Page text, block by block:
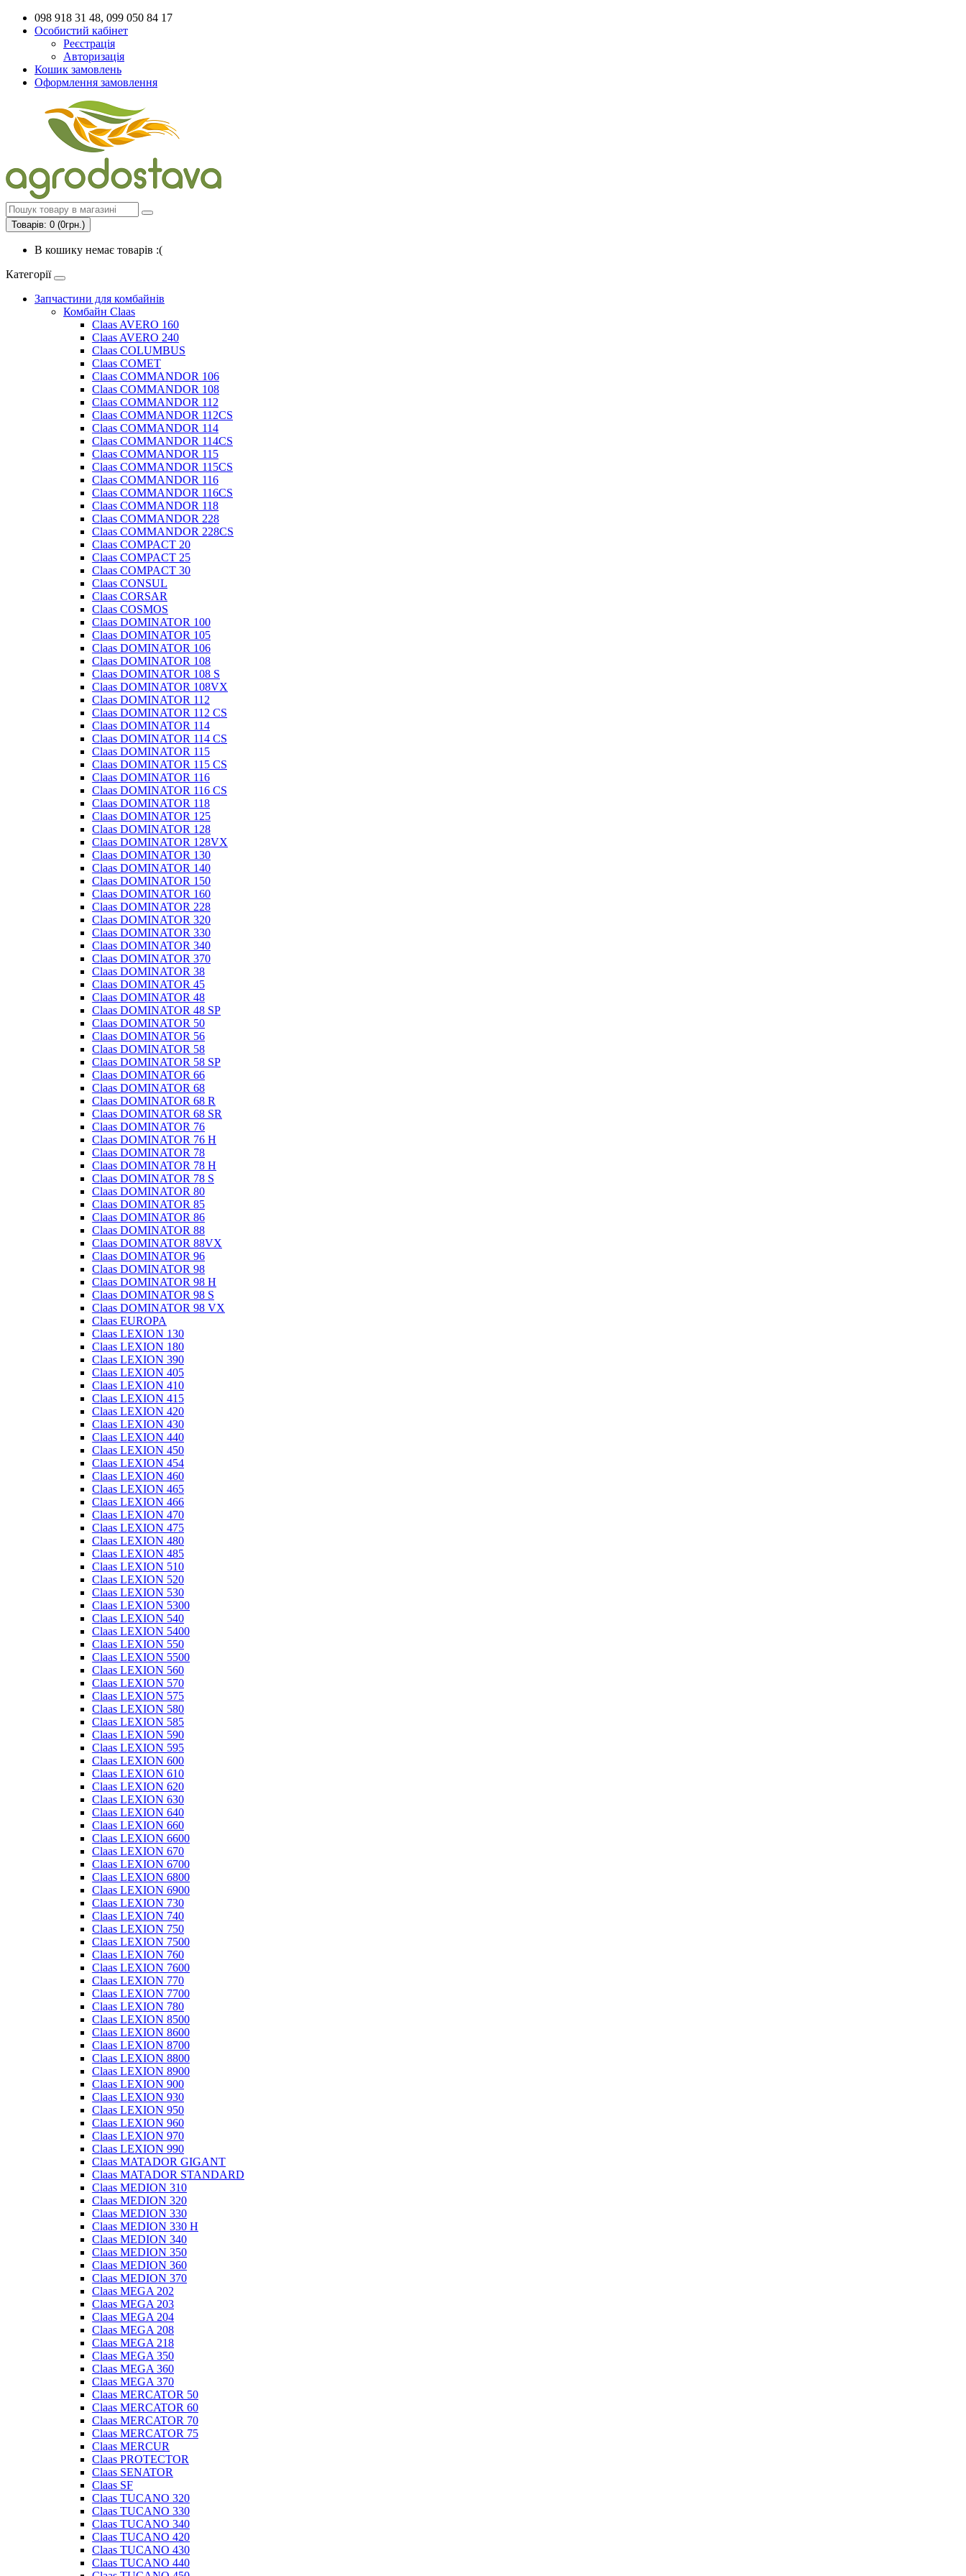
098 918 31 48, 099 050 84 17
Особистий кабінет
Реєстрація
Авторизація
Кошик замовлень
Оформлення замовлення
Товарів: 0 (0грн.)
В кошику немає товарів :(
Категорії
Запчастини для комбайнів
Комбайн Claas
Claas AVERO 160
Claas AVERO 240
Claas COLUMBUS
Claas COMET
Claas COMMANDOR 106
Claas COMMANDOR 108
Claas COMMANDOR 112
Claas COMMANDOR 112CS
Claas COMMANDOR 114
Claas COMMANDOR 114CS
Claas COMMANDOR 115
Claas COMMANDOR 115CS
Claas COMMANDOR 116
Claas COMMANDOR 116CS
Claas COMMANDOR 118
Claas COMMANDOR 228
Claas COMMANDOR 228CS
Claas COMPACT 20
Claas COMPACT 25
Claas COMPACT 30
Claas CONSUL
Claas CORSAR
Claas COSMOS
Claas DOMINATOR 100
Claas DOMINATOR 105
Claas DOMINATOR 106
Claas DOMINATOR 108
Claas DOMINATOR 108 S
Claas DOMINATOR 108VX
Claas DOMINATOR 112
Claas DOMINATOR 112 CS
Claas DOMINATOR 114
Claas DOMINATOR 114 CS
Claas DOMINATOR 115
Claas DOMINATOR 115 CS
Claas DOMINATOR 116
Claas DOMINATOR 116 CS
Claas DOMINATOR 118
Claas DOMINATOR 125
Claas DOMINATOR 128
Claas DOMINATOR 128VX
Claas DOMINATOR 130
Claas DOMINATOR 140
Claas DOMINATOR 150
Claas DOMINATOR 160
Claas DOMINATOR 228
Claas DOMINATOR 320
Claas DOMINATOR 330
Claas DOMINATOR 340
Claas DOMINATOR 370
Claas DOMINATOR 38
Claas DOMINATOR 45
Claas DOMINATOR 48
Claas DOMINATOR 48 SP
Claas DOMINATOR 50
Claas DOMINATOR 56
Claas DOMINATOR 58
Claas DOMINATOR 58 SP
Claas DOMINATOR 66
Claas DOMINATOR 68
Claas DOMINATOR 68 R
Claas DOMINATOR 68 SR
Claas DOMINATOR 76
Claas DOMINATOR 76 H
Claas DOMINATOR 78
Claas DOMINATOR 78 H
Claas DOMINATOR 78 S
Claas DOMINATOR 80
Claas DOMINATOR 85
Claas DOMINATOR 86
Claas DOMINATOR 88
Claas DOMINATOR 88VX
Claas DOMINATOR 96
Claas DOMINATOR 98
Claas DOMINATOR 98 H
Claas DOMINATOR 98 S
Claas DOMINATOR 98 VX
Claas EUROPA
Claas LEXION 130
Claas LEXION 180
Claas LEXION 390
Claas LEXION 405
Claas LEXION 410
Claas LEXION 415
Claas LEXION 420
Claas LEXION 430
Claas LEXION 440
Claas LEXION 450
Claas LEXION 454
Claas LEXION 460
Claas LEXION 465
Claas LEXION 466
Claas LEXION 470
Claas LEXION 475
Claas LEXION 480
Claas LEXION 485
Claas LEXION 510
Claas LEXION 520
Claas LEXION 530
Claas LEXION 5300
Claas LEXION 540
Claas LEXION 5400
Claas LEXION 550
Claas LEXION 5500
Claas LEXION 560
Claas LEXION 570
Claas LEXION 575
Claas LEXION 580
Claas LEXION 585
Claas LEXION 590
Claas LEXION 595
Claas LEXION 600
Claas LEXION 610
Claas LEXION 620
Claas LEXION 630
Claas LEXION 640
Claas LEXION 660
Claas LEXION 6600
Claas LEXION 670
Claas LEXION 6700
Claas LEXION 6800
Claas LEXION 6900
Claas LEXION 730
Claas LEXION 740
Claas LEXION 750
Claas LEXION 7500
Claas LEXION 760
Claas LEXION 7600
Claas LEXION 770
Claas LEXION 7700
Claas LEXION 780
Claas LEXION 8500
Claas LEXION 8600
Claas LEXION 8700
Claas LEXION 8800
Claas LEXION 8900
Claas LEXION 900
Claas LEXION 930
Claas LEXION 950
Claas LEXION 960
Claas LEXION 970
Claas LEXION 990
Claas MATADOR GIGANT
Claas MATADOR STANDARD
Claas MEDION 310
Claas MEDION 320
Claas MEDION 330
Claas MEDION 330 H
Claas MEDION 340
Claas MEDION 350
Claas MEDION 360
Claas MEDION 370
Claas MEGA 202
Claas MEGA 203
Claas MEGA 204
Claas MEGA 208
Claas MEGA 218
Claas MEGA 350
Claas MEGA 360
Claas MEGA 370
Claas MERCATOR 50
Claas MERCATOR 60
Claas MERCATOR 70
Claas MERCATOR 75
Claas MERCUR
Claas PROTECTOR
Claas SENATOR
Claas SF
Claas TUCANO 320
Claas TUCANO 330
Claas TUCANO 340
Claas TUCANO 420
Claas TUCANO 430
Claas TUCANO 440